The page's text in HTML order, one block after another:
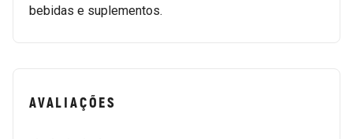
bebidas e suplementos.
AVALIAÇÕES